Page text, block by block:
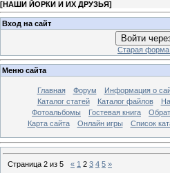
[НАШИ ЙОРКИ И ИХ ДРУЗЬЯ]
Вход на сайт
Войти
Старая форма
Меню сайта
Главная Форум Информация о
Каталог статей
Каталог файлов
Фотоальбомы
Гостевая книга
Карта сайта
Онлайн игры Список
Страница 2 из 5 « 1 2 3 4 5 »